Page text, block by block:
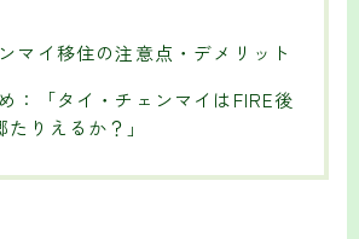
マイ移住の注意点・デメリット
：「タイ・チェンマイはFIRE後
たりえるか？」